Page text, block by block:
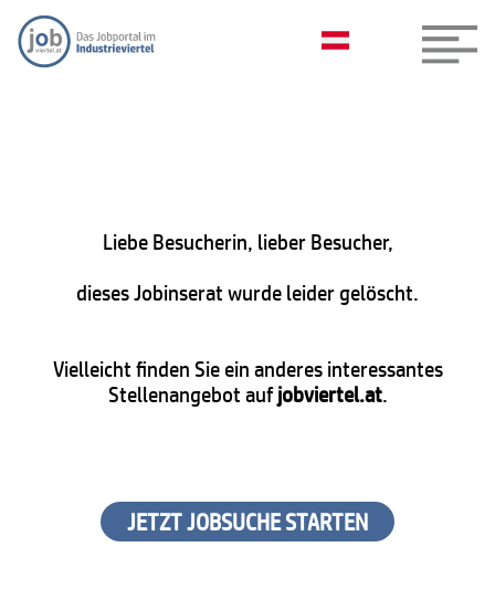
Liebe Besucherin, lieber Besucher,
dieses Jobinserat wurde leider gelöscht.
Vielleicht finden Sie ein anderes interessantes
Stellenangebot aufjobviertel.at.
JETZT JOBSUCHE STARTEN